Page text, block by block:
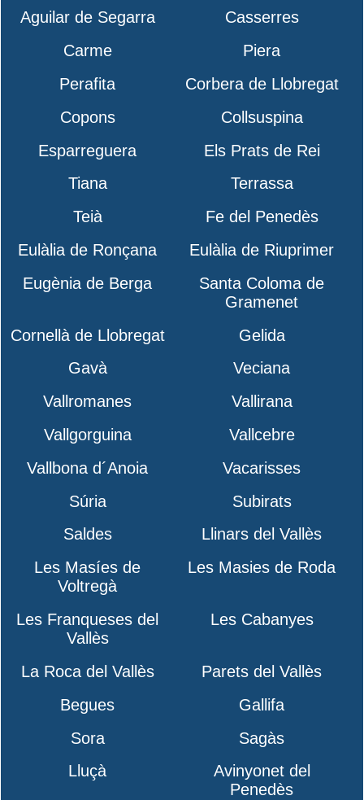
Aguilar de Segarra
Casserres
Carme
Piera
Perafita
Corbera de Llobregat
Copons
Collsuspina
Esparreguera
Els Prats de Rei
Tiana
Terrassa
Teià
Fe del Penedès
Eulàlia de Ronçana
Eulàlia de Riuprimer
Eugènia de Berga
Santa Coloma de
Gramenet
Cornellà de Llobregat
Gelida
Gavà
Veciana
Vallromanes
Vallirana
Vallgorguina
Vallcebre
Vallbona d´Anoia
Vacarisses
Súria
Subirats
Saldes
Llinars del Vallès
Les Masíes de
Voltregà
Les Masies de Roda
Les Franqueses del
Vallès
Les Cabanyes
La Roca del Vallès
Parets del Vallès
Begues
Gallifa
Sora
Sagàs
Lluçà
Avinyonet del
Penedès